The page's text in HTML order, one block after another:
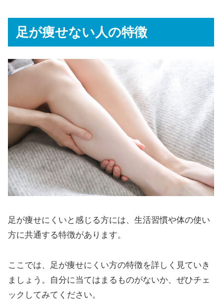
足が痩せない人の特徴
足が痩せにくいと感じる方には、生活習慣や体の使い
方に共通する特徴があります。
ここでは、足が痩せにくい方の特徴を詳しく見ていき
ましょう。自分に当てはまるものがないか、ぜひチェ
ックしてみてください。